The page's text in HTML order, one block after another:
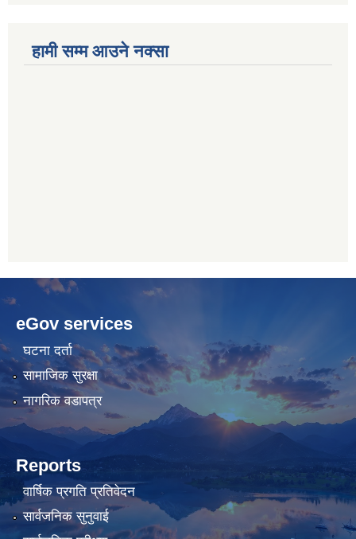
हामी सम्म आउने नक्सा
betwild
cratosroyalbet
bahis
siteleri
hdasianporns.net
lunadark.org
bahis
siteleri
eGov services
घटना दर्ता
सामाजिक सुरक्षा
नागरिक वडापत्र
Reports
वार्षिक प्रगति प्रतिवेदन
सार्वजनिक सुनुवाई